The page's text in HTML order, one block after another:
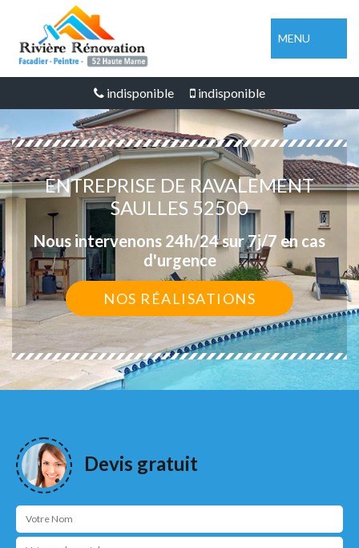
MENU
indisponible indisponible
ENTREPRISE DE RAVALEMENT
SAULLES 52500
Nous intervenons 24h/24 sur 7j/7 en cas
d'urgence
NOS RÉALISATIONS
Devis gratuit